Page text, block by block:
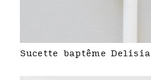
Sucette baptême Delisia